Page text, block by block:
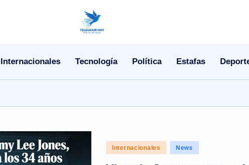
N
e
Internacionales Tecnología Política Estafas
Posted
Internacionales News